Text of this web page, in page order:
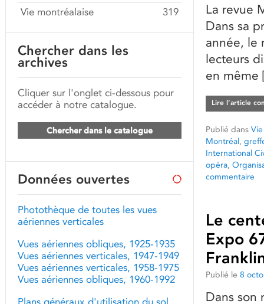
La revue
Dans sa
année, le
lecteurs
en
Lire l’article
Publié dans
Montréal,
International
opéra,
commentaire
Le
Expo
Publié le 8
Dans son
Vie montréalaise
319
Chercher dans les
archives
Cliquer sur l'onglet ci-dessous pour
accéder à notre catalogue.
Chercher dans le catalogue
Données ouvertes
Photothèque de toutes les vues
aériennes verticales
Vues aériennes obliques, 1925-1935
Vues aériennes verticales, 1947-1949
Vues aériennes verticales, 1958-1975
Vues aériennes obliques, 1960-1992
Plans généraux d'utilisation du sol,